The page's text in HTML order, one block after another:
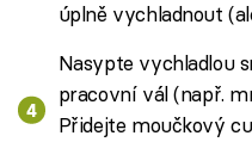
úplně vychladnout
Nasypte vychladlou
pracovní vál (např.
Přidejte moučkový